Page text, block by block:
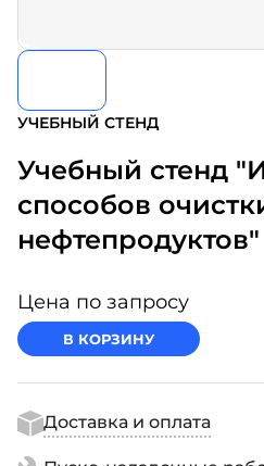
УЧЕБНЫЙ СТЕНД
Учебный стенд
способов
нефтепродуктов"
Цена по запросу
В КОРЗИНУ
Доставка и оплата